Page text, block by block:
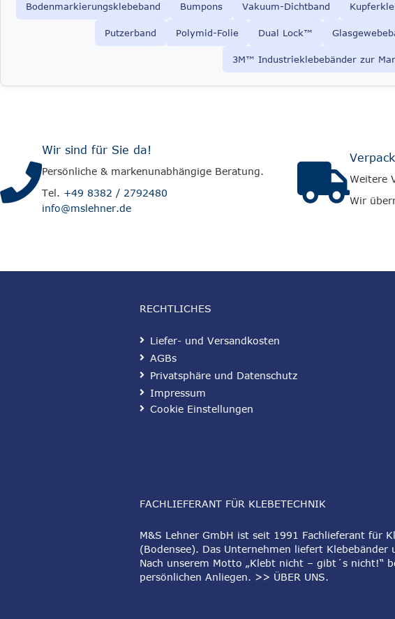
Bodenmarkierungsklebeband Bumpons Vakuum-Dichtband
Putzerband Polymid-Folie Dual Lock™
3M™ Industrieklebebänder zur
Wir sind für Sie da!
Persönliche & markenunabhängige Beratung.
Tel. +49 8382 / 2792480
info@mslehner.de
Weitere
Wir
RECHTLICHES
Liefer- und Versandkosten
AGBs
Privatsphäre und Datenschutz
Impressum
Cookie Einstellungen
FACHLIEFERANT FÜR KLEBETECHNIK
M&S Lehner GmbH ist seit 1991 Fachlieferant für
(Bodensee). Das Unternehmen liefert Klebebänder
Nach unserem Motto „Klebt nicht – gibt´s nicht!“
persönlichen Anliegen. >> ÜBER UNS.